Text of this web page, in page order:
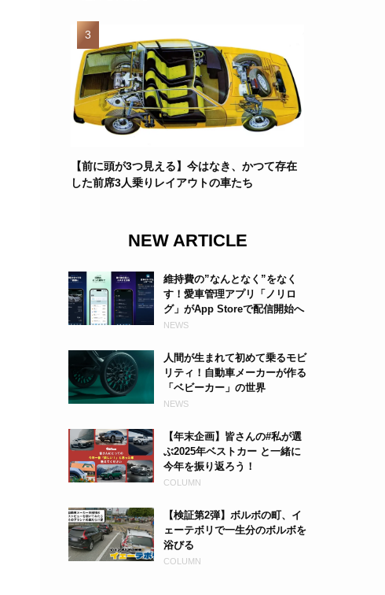
【前に頭が3つ見える】今はなき、かつて存在
した前席3人乗りレイアウトの車たち
NEW ARTICLE
維持費の”なんとなく”をなく
す！愛車管理アプリ「ノリロ
グ」がApp Storeで配信開始へ
NEWS
人間が生まれて初めて乗るモビ
リティ！自動車メーカーが作る
「ベビーカー」の世界
NEWS
【年末企画】皆さんの#私が選
ぶ2025年ベストカー と一緒に
今年を振り返ろう！
COLUMN
【検証第2弾】ボルボの町、イ
ェーテボリで一生分のボルボを
浴びる
COLUMN